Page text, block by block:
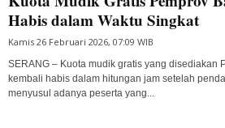
Habis dalam Waktu Singkat
Kamis 26 Februari 2026, 07:09 WIB
SERANG – Kuota mudik gratis yang disediakan
kembali habis dalam hitungan jam setelah
menyusul adanya peserta yang...